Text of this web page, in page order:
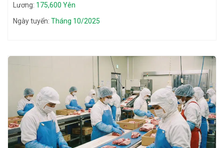
Lương: 175,600 Yên
Ngày tuyển: Tháng 10/2025